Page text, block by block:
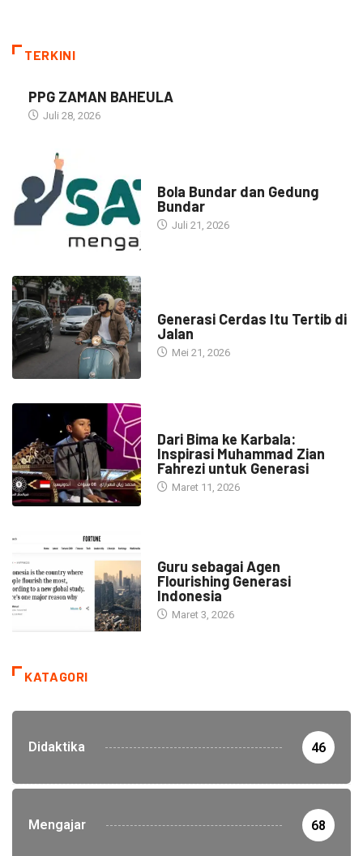
TERKINI
PPG ZAMAN BAHEULA
Juli 28, 2026
Bola Bundar dan Gedung
Bundar
Juli 21, 2026
Generasi Cerdas Itu Tertib di
Jalan
Mei 21, 2026
Dari Bima ke Karbala:
Inspirasi Muhammad Zian
Fahrezi untuk Generasi
Maret 11, 2026
Guru sebagai Agen
Flourishing Generasi
Indonesia
Maret 3, 2026
KATAGORI
Didaktika 46
Mengajar 68